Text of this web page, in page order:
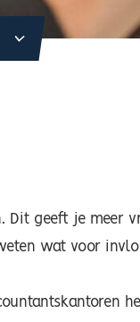
Dit geeft je
wat voor